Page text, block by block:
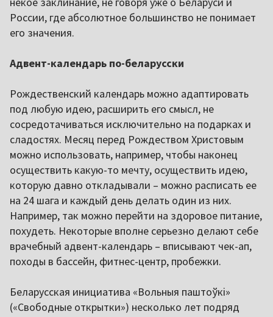
России, где абсолютное большинство не понимает
его значения.
Адвент-календарь по-беларусски
Рождественский календарь можно адаптировать
под любую идею, расширить его смысл, не
сосредотачиваться исключительно на подарках и
сладостях. Месяц перед Рождеством Христовым
можно использовать, например, чтобы наконец
осуществить какую-то мечту, осуществить идею,
которую давно откладывали – можно расписать ее
на 24 шага и каждый день делать один из них.
Например, так можно перейти на здоровое питание,
похудеть. Некоторые вполне серьезно делают себе
врачебный адвент-календарь – вписывают чек-ап,
походы в бассейн, фитнес-центр, пробежки.
Беларусская инициатива «Вольныя паштоўкі»
(«Свободные открытки») несколько лет подряд